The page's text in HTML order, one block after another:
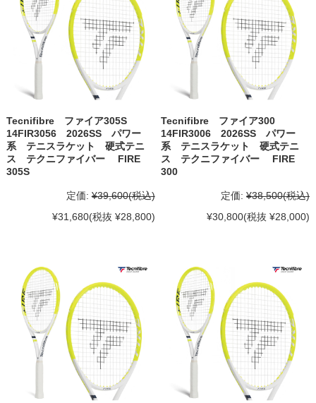
Tecnifibre ファイア305S
14FIR3056 2026SS パワー
系 テニスラケット 硬式テニ
ス テクニファイバー FIRE
305S
定価: ¥39,600(税込)
¥31,680(税抜 ¥28,800)
Tecnifibre ファイア300
14FIR3006 2026SS パワー
系 テニスラケット 硬式テニ
ス テクニファイバー FIRE
300
定価: ¥38,500(税込)
¥30,800(税抜 ¥28,000)